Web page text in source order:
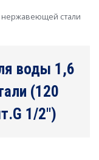
нержавеющей стали
воды 1,6
(120
1/2")